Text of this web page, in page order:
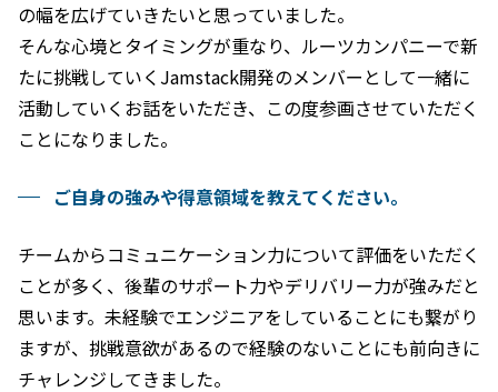
の幅を広げていきたいと思っていました。
そんな心境とタイミングが重なり、ルーツカンパニーで新
たに挑戦していくJamstack開発のメンバーとして一緒に
活動していくお話をいただき、この度参画させていただく
ことになりました。
ご自身の強みや得意領域を教えてください。
チームからコミュニケーション力について評価をいただく
ことが多く、後輩のサポート力やデリバリー力が強みだと
思います。未経験でエンジニアをしていることにも繋がり
ますが、挑戦意欲があるので経験のないことにも前向きに
チャレンジしてきました。